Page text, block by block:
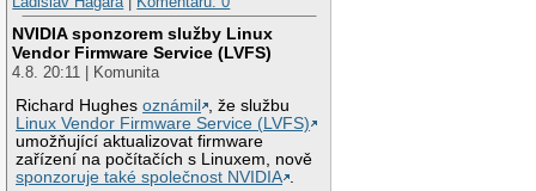
NVIDIA sponzorem služby Linux
Vendor Firmware Service (LVFS)
4.8. 20:11 | Komunita
Richard Hughesoznámil
, že službu
Linux Vendor Firmware Service (LVFS)
umožňující aktualizovat firmware
zařízení na počítačích s Linuxem, nově
sponzoruje také společnost NVIDIA .